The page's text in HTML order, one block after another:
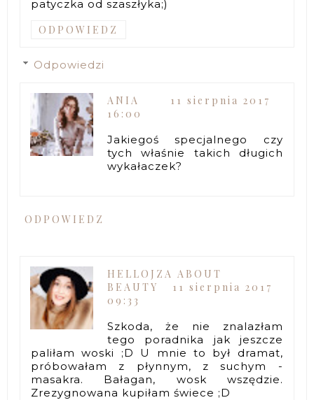
patyczka od szaszłyka;)
ODPOWIEDZ
Odpowiedzi
ANIA
11 sierpnia 2017
16:00
Jakiegoś specjalnego czy
tych właśnie takich długich
wykałaczek?
ODPOWIEDZ
HELLOJZA ABOUT
BEAUTY
11 sierpnia 2017
09:33
Szkoda, że nie znalazłam
tego poradnika jak jeszcze
paliłam woski ;D U mnie to był dramat,
próbowałam z płynnym, z suchym -
masakra. Bałagan, wosk wszędzie.
Zrezygnowana kupiłam świece ;D